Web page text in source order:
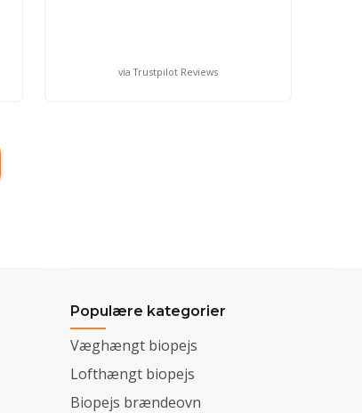
via Trustpilot Reviews
Populære kategorier
Væghængt biopejs
Lofthængt biopejs
Biopejs brændeovn